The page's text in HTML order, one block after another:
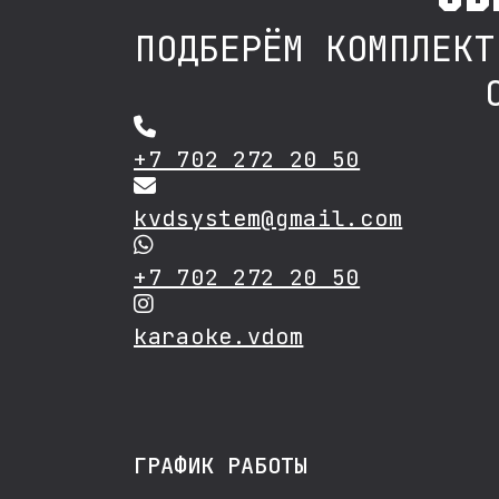
ПОДБЕРЁМ
+7 702 272 20 50
kvdsystem@gmail.com
+7 702 272 20 50
karaoke.vdom
ГРАФИК РАБОТЫ